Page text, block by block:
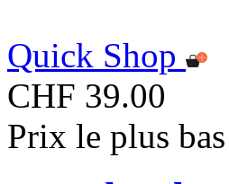
Quick Shop
CHF 39.00
Prix le plus